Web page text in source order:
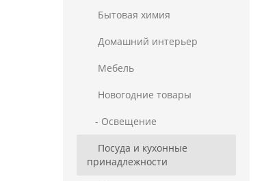
Бытовая химия
Домашний интерьер
Мебель
Новогодние товары
- Освещение
Посуда и кухонные
принадлежности